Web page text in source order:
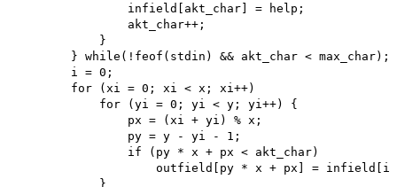
                infield[akt_char] = help;
                akt_char++;
            }
        } while(!feof(stdin) && akt_char < max_char);
        i = 0;
        for (xi = 0; xi < x; xi++)
            for (yi = 0; yi < y; yi++) {
                px = (xi + yi) % x;
                py = y - yi - 1;
                if (py * x + px < akt_char)
outfield[py * x + px] =
            }